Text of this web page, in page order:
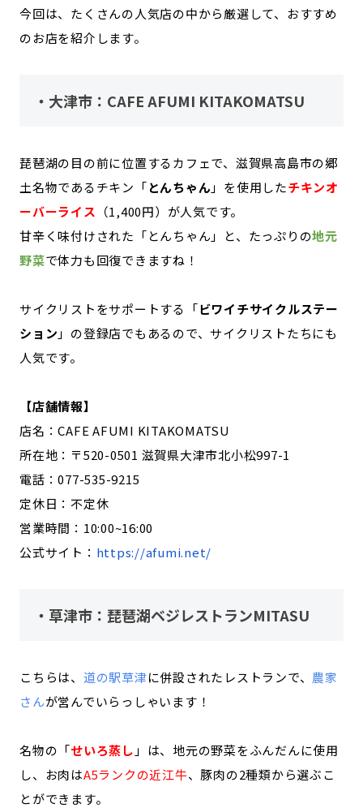
今回は、たくさんの人気店の中から厳選して、おすすめ
のお店を紹介します。
・大津市：CAFE AFUMI KITAKOMATSU
琵琶湖の目の前に位置するカフェで、滋賀県高島市の郷
土名物であるチキン「とんちゃん 」を使用したチキンオ
ーバーライス （1,400円）が人気です。
甘辛く味付けされた「とんちゃん」と、たっぷりの地元
野菜で体力も回復できますね！
サイクリストをサポートする「ビワイチサイクルステー
ション 」の登録店でもあるので、サイクリストたちにも
人気です。
【店舗情報】
店名：CAFE AFUMI KITAKOMATSU
所在地：〒520-0501 滋賀県大津市北小松997-1
電話：077-535-9215
定休日：不定休
営業時間：10:00~16:00
公式サイト： https://afumi.net/
・草津市：琵琶湖ベジレストランMITASU
こちらは、 道の駅草津に併設されたレストランで、 農家
さんが営んでいらっしゃいます！
名物の「せいろ蒸し 」は、地元の野菜をふんだんに使用
し、お肉はA5ランクの近江牛、豚肉の2種類から選ぶこ
とができます。